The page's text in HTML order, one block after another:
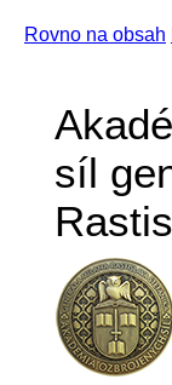
Rovno na obsah
síl